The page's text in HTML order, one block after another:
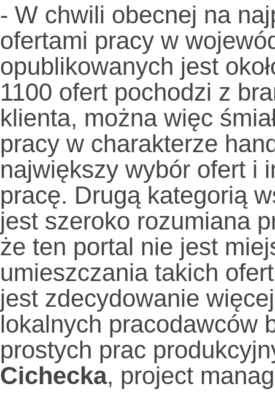
- W chwili obecnej na
ofertami pracy w
opublikowanych jest
1100 ofert pochodzi z
klienta, można więc
pracy w charakterze
największy wybór ofert i
pracę. Drugą kategorią
jest szeroko rozumiana
że ten portal nie jest
umieszczania takich
jest zdecydowanie
lokalnych pracodawców
prostych prac
Cichecka, project